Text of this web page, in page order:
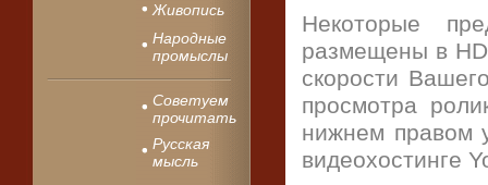
Живопись
Народные
промыслы
Советуем
прочитать
Русская
мысль
Некоторые
размещены в
скорости
просмотра
нижнем правом
видеохостинге